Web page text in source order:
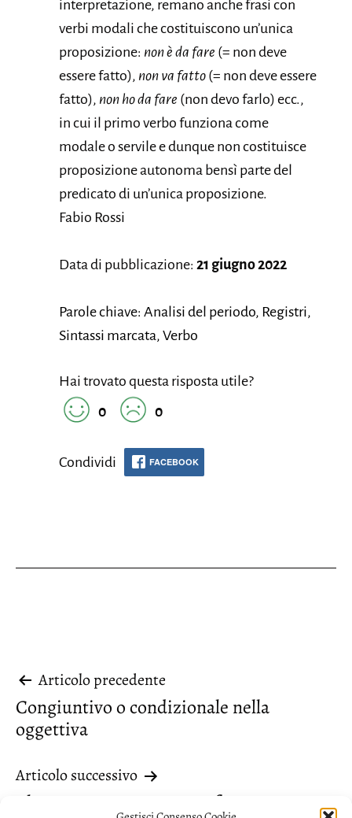
interpretazione, remano anche frasi con
verbi modali che costituiscono un’unica
proposizione: non è da fare (= non deve
essere fatto), non va fatto (= non deve essere
fatto), non ho da fare (non devo farlo) ecc.,
in cui il primo verbo funziona come
modale o servile e dunque non costituisce
proposizione autonoma bensì parte del
predicato di un’unica proposizione.
Fabio Rossi
Data di pubblicazione: 21 giugno 2022
Parole chiave: Analisi del periodo, Registri,
Sintassi marcata, Verbo
Hai trovato questa risposta utile?
0
0
Condividi FACEBOOK
Navigazione
articoli
Articolo precedente
Congiuntivo o condizionale nella
oggettiva
Articolo successivo
Alternanza tra presente e futuro